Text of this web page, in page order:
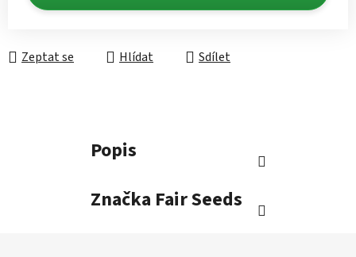
Zeptat se Hlídat Sdílet
Popis
Značka Fair Seeds